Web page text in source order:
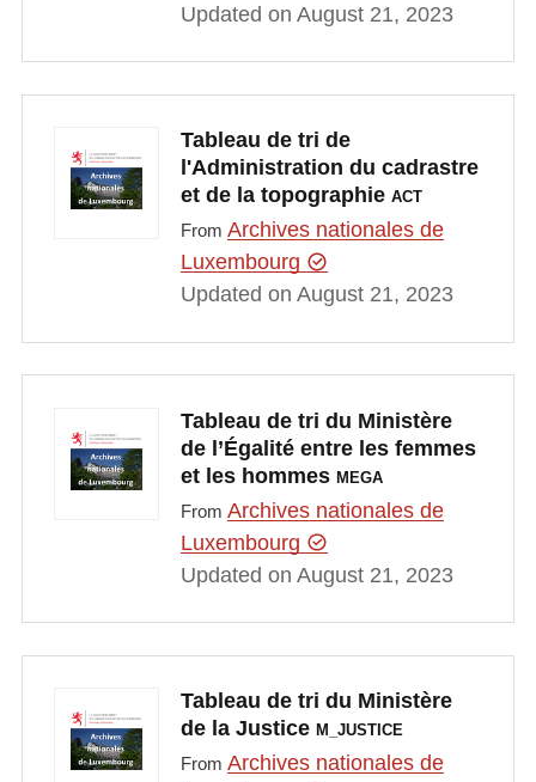
Updated on August 21, 2023
Tableau de tri de
l'Administration du cadrastre
et de la topographie ACT
From Archives nationales de
Luxembourg
Updated on August 21, 2023
Tableau de tri du Ministère
de l’Égalité entre les femmes
et les hommes MEGA
From Archives nationales de
Luxembourg
Updated on August 21, 2023
Tableau de tri du Ministère
de la Justice M_JUSTICE
From Archives nationales de